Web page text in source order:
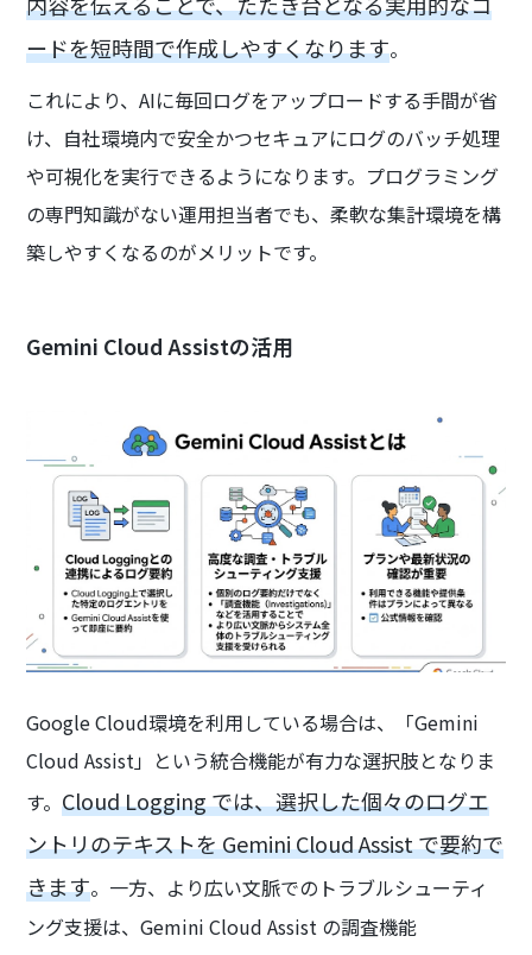
ードを短時間で作成しやすくなります。
これにより、AIに毎回ログをアップロードする手間が省
け、自社環境内で安全かつセキュアにログのバッチ処理
や可視化を実行できるようになります。プログラミング
の専門知識がない運用担当者でも、柔軟な集計環境を構
築しやすくなるのがメリットです。
Gemini Cloud Assistの活用
Google Cloud環境を利用している場合は、「Gemini
Cloud Assist」という統合機能が有力な選択肢となりま
す。Cloud Logging では、選択した個々のログエ
ントリのテキストを Gemini Cloud Assist で要約で
きます。一方、より広い文脈でのトラブルシューティ
ング支援は、Gemini Cloud Assist の調査機能